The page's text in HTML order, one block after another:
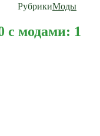
РубрикиМоды
с модами: 1